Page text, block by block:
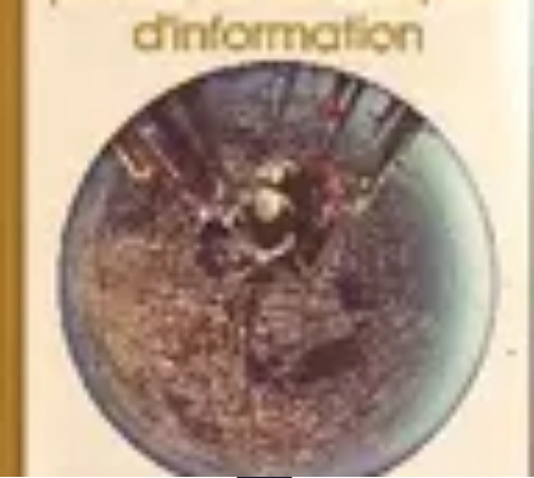
Coaching Training
Évaluation et Méthodes
Coaching TrainingTechniques de
Coaching PersonnelCompétences
Coaching Training